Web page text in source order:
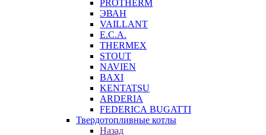
PROTHERM
ЭВАН
VAILLANT
E.C.A.
THERMEX
STOUT
NAVIEN
BAXI
KENTATSU
ARDERIA
FEDERICА BUGATTI
Твердотопливные котлы
Назад